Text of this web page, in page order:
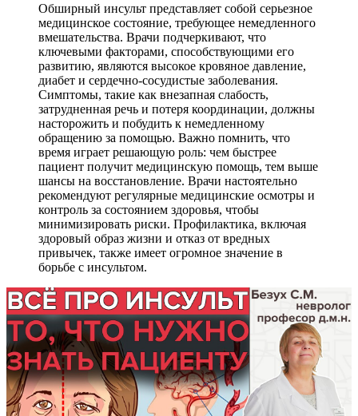
Обширный инсульт представляет собой серьезное
медицинское состояние, требующее немедленного
вмешательства. Врачи подчеркивают, что
ключевыми факторами, способствующими его
развитию, являются высокое кровяное давление,
диабет и сердечно-сосудистые заболевания.
Симптомы, такие как внезапная слабость,
затрудненная речь и потеря координации, должны
насторожить и побудить к немедленному
обращению за помощью. Важно помнить, что
время играет решающую роль: чем быстрее
пациент получит медицинскую помощь, тем выше
шансы на восстановление. Врачи настоятельно
рекомендуют регулярные медицинские осмотры и
контроль за состоянием здоровья, чтобы
минимизировать риски. Профилактика, включая
здоровый образ жизни и отказ от вредных
привычек, также имеет огромное значение в
борьбе с инсультом.